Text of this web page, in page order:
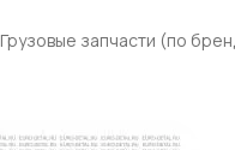
Грузовые запчасти (по